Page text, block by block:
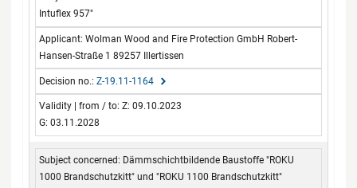
Intuflex 957"
Wolman Wood and Fire Protection GmbH Robert-
Hansen-Straße 1 89257 Illertissen
Z-19.11-1164
Z: 09.10.2023
G: 03.11.2028
Dämmschichtbildende Baustoffe "ROKU
1000 Brandschutzkitt" und "ROKU 1100 Brandschutzkitt"